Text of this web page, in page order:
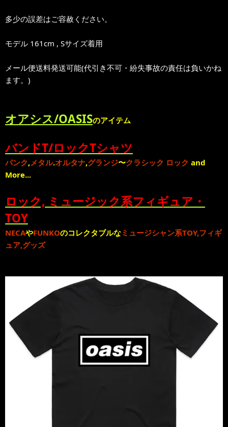
多少の誤差はご容赦ください。
モデル 161cm , Sサイズ着用
メール便送料発送可能(代引き不可・紛失事故の責任は負いかね
ます。)
オアシス/OASISのアイテム
バンドT/ロックTシャツ
パンク,メタル.オルタナ,グランジ〜クラシック ロック and
More...
ロック, ミュージック系フィギュア・
TOY
NECAやFUNKOのコレクタブルなミュージシャン系TOY,フィギ
ュア,グッズ